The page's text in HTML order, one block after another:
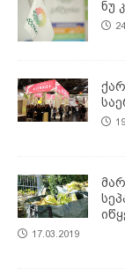
ნუ
17.03.2019